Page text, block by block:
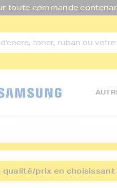
toute commande
prix en